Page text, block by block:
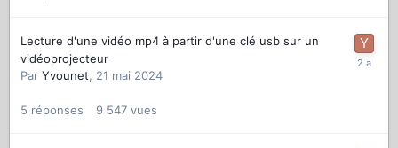
Lecture d'une vidéo mp4 à partir d'une clé usb sur un
vidéoprojecteur
Par Yvounet, 21 mai 2024
5 réponses 9 547 vues